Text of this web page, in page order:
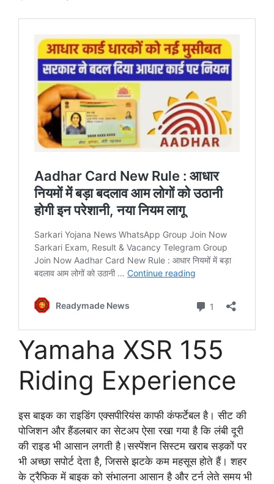
Yamaha XSR 155
Riding Experience
इस बाइक का राइडिंग एक्सपीरियंस काफी कंफर्टेबल है। सीट की
पोजिशन और हैंडलबार का सेटअप ऐसा रखा गया है कि लंबी दूरी
की राइड भी आसान लगती है।सस्पेंशन सिस्टम खराब सड़कों पर
भी अच्छा सपोर्ट देता है, जिससे झटके कम महसूस होते हैं। शहर
के ट्रैफिक में बाइक को संभालना आसान है और टर्न लेते समय भी